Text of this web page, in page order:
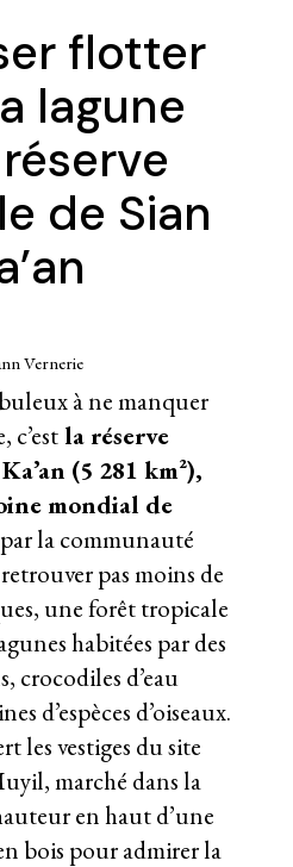
flotter
lagune
de Sian
Vernerie
à ne manquer
c’estla réserve
(5 281 km²),
mondial de
la communauté
pas moins de
une forêt tropicale
habitées par des
crocodiles d’eau
d’espèces d’oiseaux.
les vestiges du site
marché dans la
en haut d’une
bois pour admirer la